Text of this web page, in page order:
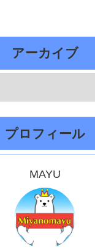
アーカイブ
プロフィール
MAYU